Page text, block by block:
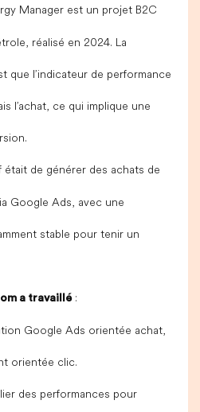
Manager est un projet B2C
réalisé en 2024. La
que l’indicateur de performance
l’achat, ce qui implique une
était de générer des achats de
Google Ads, avec une
stable pour tenir un
a travaillé:
Google Ads orientée achat,
orientée clic.
des performances pour